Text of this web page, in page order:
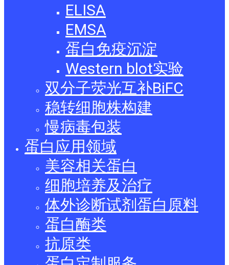
ELISA
EMSA
蛋白免疫沉淀
Western blot实验
双分子荧光互补BiFC
稳转细胞株构建
慢病毒包装
蛋白应用领域
美容相关蛋白
细胞培养及治疗
体外诊断试剂蛋白原料
蛋白酶类
抗原类